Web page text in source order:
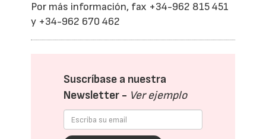
Por más información, fax +34-962 815 451
y +34-962 670 462
Suscríbase a nuestra
Newsletter - Ver ejemplo